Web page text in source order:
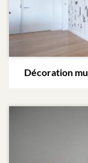
Décoration